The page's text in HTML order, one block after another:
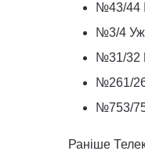
№43/44
№3/4
№31/32
№261/
№753/
Раніше